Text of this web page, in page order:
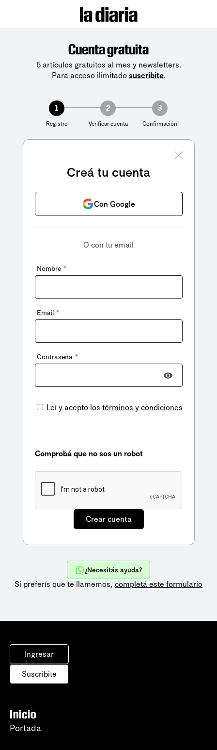
Cuenta gratuita
6 artículos gratuitos al mes y newsletters.
Para acceso ilimitado suscribite.
1
Registro
2
Verificar cuenta
3
Confirmación
Creá tu cuenta
Con Google
O con tu email
Nombre *
Email *
Contraseña *
Leí y acepto los términos y condiciones
Comprobá que no sos un robot
¿Necesitás ayuda?
Si preferís que te llamemos, completá este formulario
Ingresar
Suscribite
Inicio
Portada